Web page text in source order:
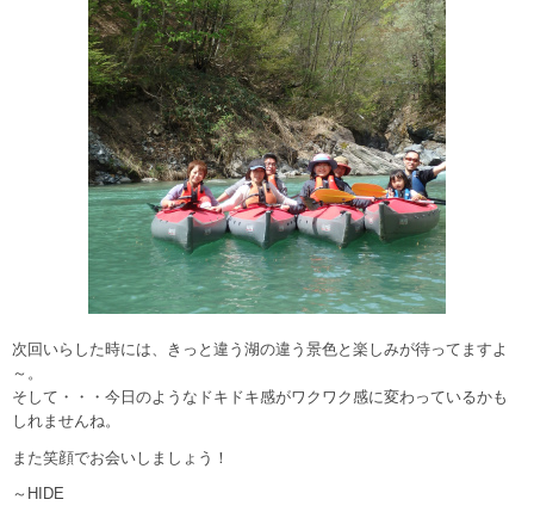
次回いらした時には、きっと違う湖の違う景色と楽しみが待ってますよ
～。
そして・・・今日のようなドキドキ感がワクワク感に変わっているかも
しれませんね。
また笑顔でお会いしましょう！
～HIDE